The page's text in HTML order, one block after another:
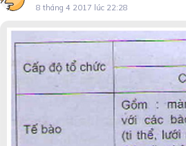
8 tháng 4 2017 lúc 22:28